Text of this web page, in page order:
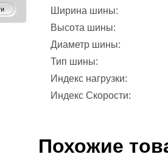
Ширина шины:
Высота шины:
Диаметр шины:
Тип шины:
Индекс нагрузки:
Индекс Скорости:
Похожие